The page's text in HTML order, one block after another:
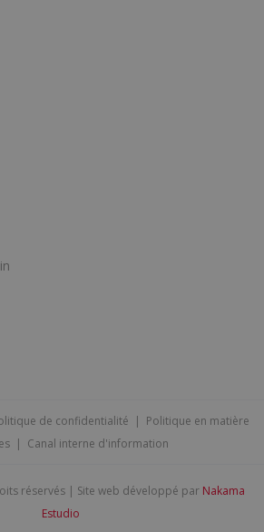
de confidentialité | Politique en matière
| Canal interne d'information
réservés | Site web développé par Nakama
Estudio